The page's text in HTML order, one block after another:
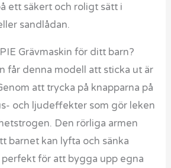
ett säkert och roligt sätt i
sandlådan.
Grävmaskin för ditt barn?
får denna modell att sticka ut är
att trycka på knapparna på
och ljudeffekter som gör leken
Den rörliga armen
barnet kan lyfta och sänka
för att bygga upp egna